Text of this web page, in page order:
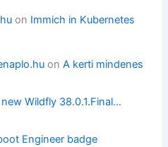
on Immich in Kubernetes
onA kerti mindenes
Wildfly 38.0.1.Final…
Engineer badge